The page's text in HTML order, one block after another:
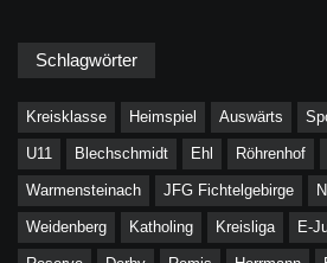
Schlagwörter
Kreisklasse Heimspiel Auswärts
U11 Blechschmidt Ehl Röhrenhof
Warmensteinach JFG Fichtelgebirge
Weidenberg Katholing Kreisliga E-